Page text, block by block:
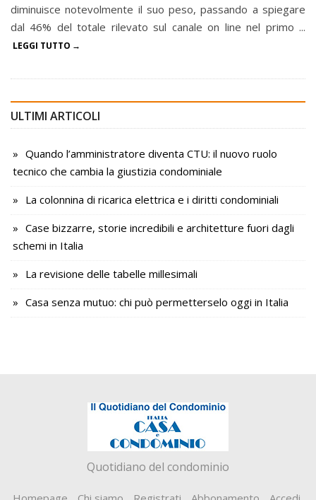
diminuisce notevolmente il suo peso, passando a spiegare
dal 46% del totale rilevato sul canale on line nel primo ...
LEGGI TUTTO
ULTIMI ARTICOLI
Quando l’amministratore diventa CTU: il nuovo ruolo
tecnico che cambia la giustizia condominiale
La colonnina di ricarica elettrica e i diritti condominiali
Case bizzarre, storie incredibili e architetture fuori dagli
schemi in Italia
La revisione delle tabelle millesimali
Casa senza mutuo: chi può permetterselo oggi in Italia
Quotidiano del condominio